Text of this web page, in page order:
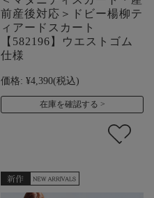
前産後対応＞ドビー楊柳テ
ィアードスカート
【582196】ウエストゴム
仕様
価格: ¥4,390(税込)
在庫を確認する